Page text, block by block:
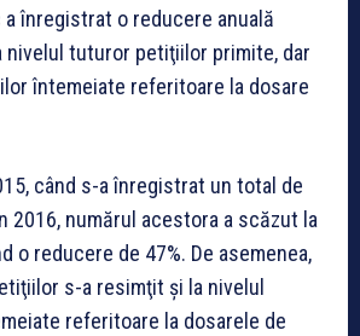
a înregistrat o reducere anuală
nivelul tuturor petiţiilor primite, dar
întemeiate referitoare la dosare
când s-a înregistrat un total de
2016, numărul acestora a scăzut la
o reducere de 47%. De asemenea,
s-a resimţit şi la nivelul
referitoare la dosarele de